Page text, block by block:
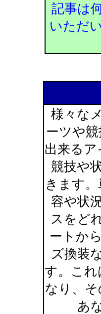
記事は
いただ
様々な
ーツや
出来る
競技や
きます
容や状
スをど
ートか
ズ換装
す。こ
なり、
あ